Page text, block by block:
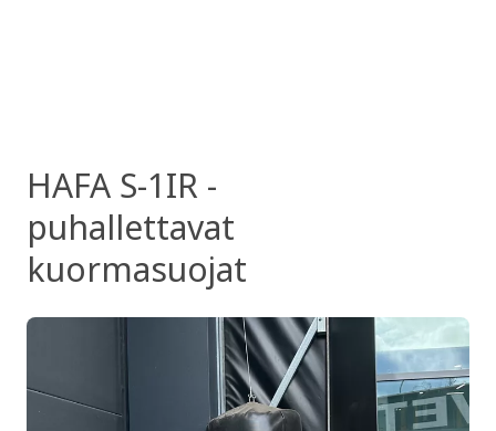
HAFA S-1IR -
puhallettavat
kuormasuojat